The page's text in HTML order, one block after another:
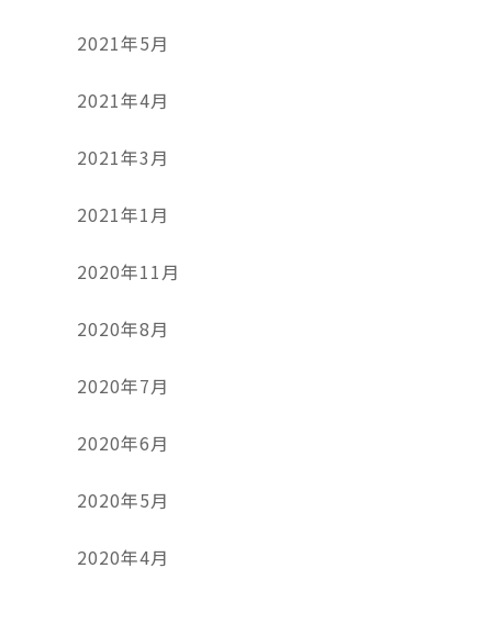
2021年5月
2021年4月
2021年3月
2021年1月
2020年11月
2020年8月
2020年7月
2020年6月
2020年5月
2020年4月